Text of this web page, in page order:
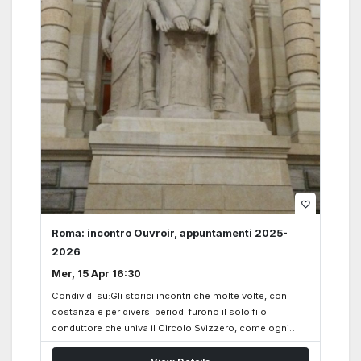
L’incontro nasce con l’obiettivo di offrire un momento
chiaro e concreto di orientamento, rivolto in particolare
ai giovani svizzeri e alle…
favorite_border
Roma: incontro Ouvroir, appuntamenti 2025-
2026
Mer, 15 Apr 16:30
Condividi su:Gli storici incontri che molte volte, con
costanza e per diversi periodi furono il solo filo
conduttore che univa il Circolo Svizzero, come ogni
anno in autunno riprendono forza e vigore. Anche